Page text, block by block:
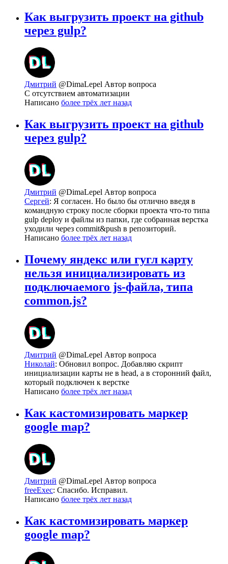
Как выгрузить проект на github
через gulp?
Дмитрий @DimaLepel Автор вопроса
С отсутствием автоматизации
Написано более трёх лет назад
Как выгрузить проект на github
через gulp?
Дмитрий @DimaLepel Автор вопроса
Сергей: Я согласен. Но было бы отлично введя в
командную строку после сборки проекта что-то типа
gulp deploy и файлы из папки, где собранная верстка
уходили через commit&push в репозиторий.
Написано более трёх лет назад
Почему яндекс или гугл карту
нельзя инициализировать из
подключаемого js-файла, типа
common.js?
Дмитрий @DimaLepel Автор вопроса
Николай: Обновил вопрос. Добавляю скрипт
инициализации карты не в head, а в сторонний файл,
который подключен к верстке
Написано более трёх лет назад
Как кастомизировать маркер
google map?
Дмитрий @DimaLepel Автор вопроса
freeExec: Спасибо. Исправил.
Написано более трёх лет назад
Как кастомизировать маркер
google map?